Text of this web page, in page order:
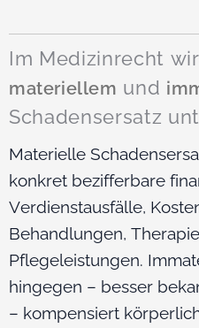
Im Medizinrecht
materiellem und
Schadensersatz
Materielle
konkret bezifferbare
Verdienstausfälle,
Behandlungen,
Pflegeleistungen.
hingegen – besser
– kompensiert